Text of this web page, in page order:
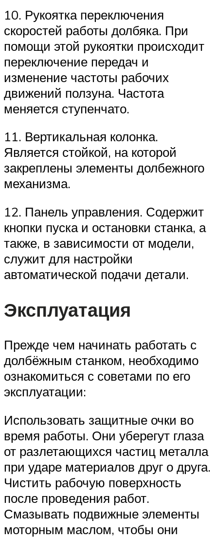
10. Рукоятка переключения
скоростей работы долбяка. При
помощи этой рукоятки происходит
переключение передач и
изменение частоты рабочих
движений ползуна. Частота
меняется ступенчато.
11. Вертикальная колонка.
Является стойкой, на которой
закреплены элементы долбежного
механизма.
12. Панель управления. Содержит
кнопки пуска и остановки станка, а
также, в зависимости от модели,
служит для настройки
автоматической подачи детали.
Эксплуатация
Прежде чем начинать работать с
долбёжным станком, необходимо
ознакомиться с советами по его
эксплуатации:
Использовать защитные очки во
время работы. Они уберегут глаза
от разлетающихся частиц металла
при ударе материалов друг о друга.
Чистить рабочую поверхность
после проведения работ.
Смазывать подвижные элементы
моторным маслом, чтобы они